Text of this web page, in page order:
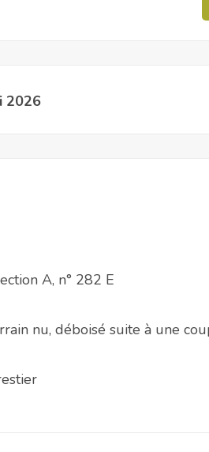
2026
A, n° 282 E
nu, déboisé suite à une